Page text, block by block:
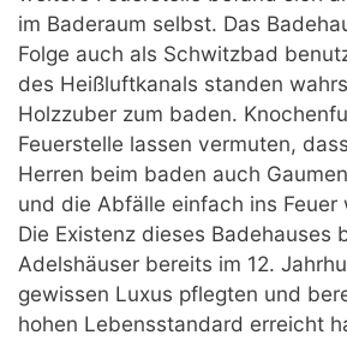
im Baderaum selbst. Das
Folge auch als Schwitzbad
des Heißluftkanals standen
Holzzuber zum baden.
Feuerstelle lassen vermuten,
Herren beim baden auch
und die Abfälle einfach ins Feuer
Die Existenz dieses Badehauses
Adelshäuser bereits im 12.
gewissen Luxus pflegten und
hohen Lebensstandard erreicht